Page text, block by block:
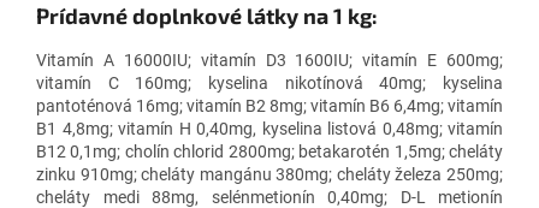
Prídavné doplnkové látky na 1 kg:
Vitamín A 16000IU; vitamín D3 1600IU; vitamín E 600mg;
vitamín C 160mg; kyselina nikotínová 40mg; kyselina
pantoténová 16mg; vitamín B2 8mg; vitamín B6 6,4mg; vitamín
B1 4,8mg; vitamín H 0,40mg, kyselina listová 0,48mg; vitamín
B12 0,1mg; cholín chlorid 2800mg; betakarotén 1,5mg; cheláty
zinku 910mg; cheláty mangánu 380mg; cheláty železa 250mg;
cheláty medi 88mg, selénmetionín 0,40mg; D-L metionín